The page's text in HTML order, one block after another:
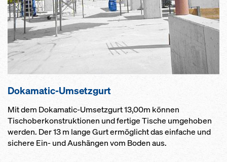
Dokamatic-Um­setz­gurt
Mit dem Dokamatic-Umsetzgurt 13,00m können
Tischoberkonstruktionen und fertige Tische umgehoben
werden. Der 13 m lange Gurt ermöglicht das einfache und
sichere Ein- und Aushängen vom Boden aus.